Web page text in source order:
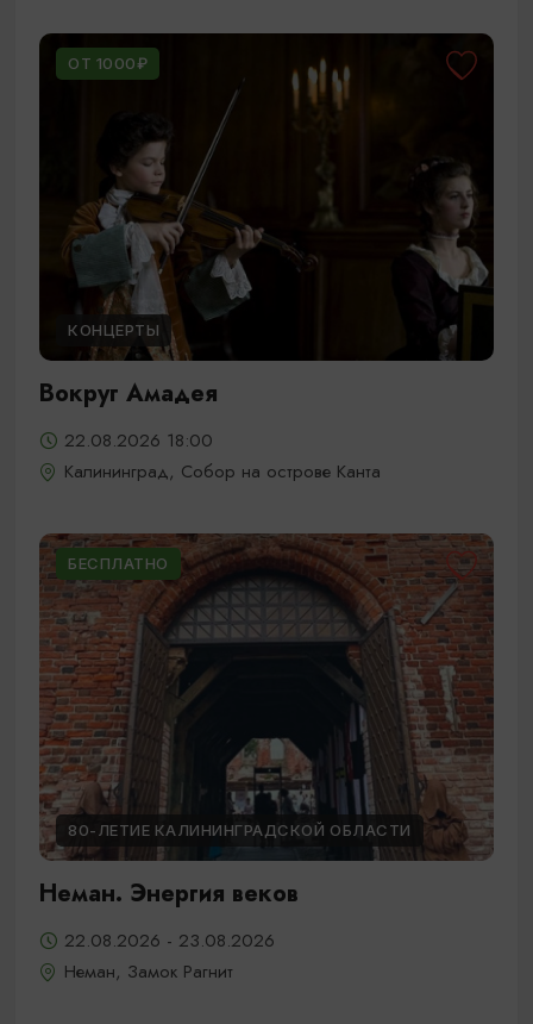
ОТ 1000₽
КОНЦЕРТЫ
Вокруг Амадея
22.08.2026 18:00
Калининград, Собор на острове Канта
БЕСПЛАТНО
80-ЛЕТИЕ КАЛИНИНГРАДСКОЙ ОБЛАСТИ
Неман. Энергия веков
22.08.2026 - 23.08.2026
Неман, Замок Рагнит